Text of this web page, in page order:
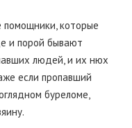
помощники, которые
и порой бывают
людей, и их нюх
если пропавший
буреломе,